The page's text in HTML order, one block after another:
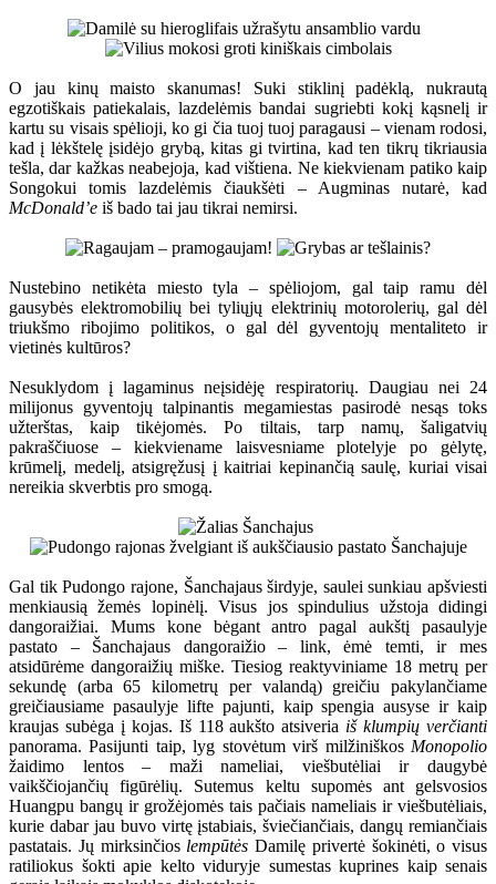
O jau kinų maisto skanumas! Suki stiklinį padėklą, nukrautą
egzotiškais patiekalais, lazdelėmis bandai sugriebti kokį kąsnelį ir
kartu su visais spėlioji, ko gi čia tuoj tuoj paragausi – vienam rodosi,
kad į lėkštelę įsidėjo grybą, kitas gi tvirtina, kad ten tikrų tikriausia
tešla, dar kažkas neabejoja, kad vištiena. Ne kiekvienam patiko kaip
Songokui tomis lazdelėmis čiaukšėti – Augminas nutarė, kad
McDonald’e iš bado tai jau tikrai nemirsi.
Nustebino netikėta miesto tyla – spėliojom, gal taip ramu dėl
gausybės elektromobilių bei tyliųjų elektrinių motorolerių, gal dėl
triukšmo ribojimo politikos, o gal dėl gyventojų mentaliteto ir
vietinės kultūros?
Nesuklydom į lagaminus neįsidėję respiratorių. Daugiau nei 24
milijonus gyventojų talpinantis megamiestas pasirodė nesąs toks
užterštas, kaip tikėjomės. Po tiltais, tarp namų, šaligatvių
pakraščiuose – kiekviename laisvesniame plotelyje po gėlytę,
krūmelį, medelį, atsigręžusį į kaitriai kepinančią saulę, kuriai visai
nereikia skverbtis pro smogą.
Gal tik Pudongo rajone, Šanchajaus širdyje, saulei sunkiau apšviesti
menkiausią žemės lopinėlį. Visus jos spindulius užstoja didingi
dangoraižiai. Mums kone bėgant antro pagal aukštį pasaulyje
pastato – Šanchajaus dangoraižio – link, ėmė temti, ir mes
atsidūrėme dangoraižių miške. Tiesiog reaktyviniame 18 metrų per
sekundę (arba 65 kilometrų per valandą) greičiu pakylančiame
greičiausiame pasaulyje lifte pajunti, kaip spengia ausyse ir kaip
kraujas subėga į kojas. Iš 118 aukšto atsiveria iš klumpių verčianti
panorama. Pasijunti taip, lyg stovėtum virš milžiniškos Monopolio
žaidimo lentos – maži nameliai, viešbutėliai ir daugybė
vaikščiojančių figūrėlių. Sutemus keltu supomės ant gelsvosios
Huangpu bangų ir grožėjomės tais pačiais nameliais ir viešbutėliais,
kurie dabar jau buvo virtę įstabiais, šviečiančiais, dangų remiančiais
pastatais. Jų mirksinčios lempūtės Damilę privertė šokinėti, o visus
ratiliokus šokti apie kelto viduryje sumestas kuprines kaip senais